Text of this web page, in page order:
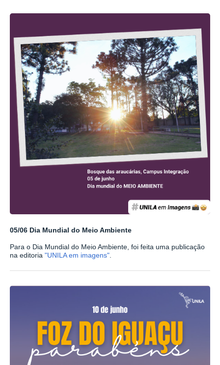
05/06 Dia Mundial do Meio Ambiente
Para o Dia Mundial do Meio Ambiente, foi feita uma publicação
na editoria "UNILA em imagens"